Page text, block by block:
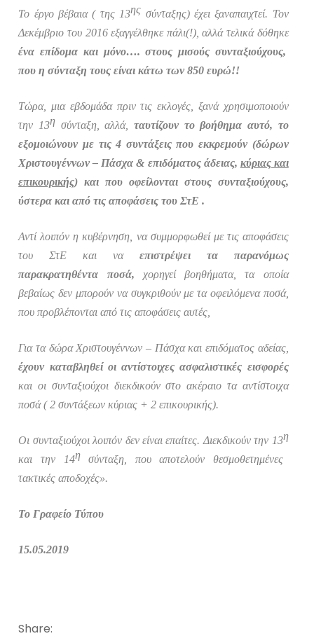
Το έργο βέβαια ( της 13ης σύνταξης) έχει ξαναπαιχτεί. Τον
Δεκέμβριο του 2016 εξαγγέλθηκε πάλι(!), αλλά τελικά δόθηκε
ένα επίδομα και μόνο…. στους μισούς συνταξιούχους,
που η σύνταξη τους είναι κάτω των 850 ευρώ!!
Τώρα, μια εβδομάδα πριν τις εκλογές, ξανά χρησιμοποιούν
την 13η σύνταξη, αλλά,
ταυτίζουν το βοήθημα αυτό, το
εξομοιώνουν με τις 4 συντάξεις που εκκρεμούν (δώρων
Χριστουγέννων – Πάσχα & επιδόματος άδειας, κύριας και
επικουρικής) και που οφείλονται στους συνταξιούχους,
ύστερα και από τις αποφάσεις του ΣτΕ .
Αντί λοιπόν η κυβέρνηση, να συμμορφωθεί με τις αποφάσεις
του ΣτΕ και να επιστρέψει τα παρανόμως
παρακρατηθέντα ποσά, χορηγεί βοηθήματα, τα οποία
βεβαίως δεν μπορούν να συγκριθούν με τα οφειλόμενα ποσά,
που προβλέπονται από τις αποφάσεις αυτές,
Για τα δώρα Χριστουγέννων – Πάσχα και επιδόματος αδείας,
έχουν καταβληθεί οι αντίστοιχες ασφαλιστικές εισφορές
και οι συνταξιούχοι διεκδικούν στο ακέραιο τα αντίστοιχα
ποσά ( 2 συντάξεων κύριας + 2 επικουρικής).
Οι συνταξιούχοι λοιπόν δεν είναι επαίτες. Διεκδικούν την 13η
και την 14η σύνταξη, που αποτελούν θεσμοθετημένες
τακτικές αποδοχές».
Το Γραφείο Τύπου
15.05.2019
Share: